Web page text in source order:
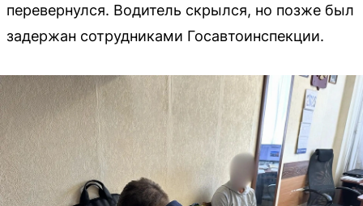
перевернулся. Водитель скрылся, но позже был
задержан сотрудниками Госавтоинспекции.